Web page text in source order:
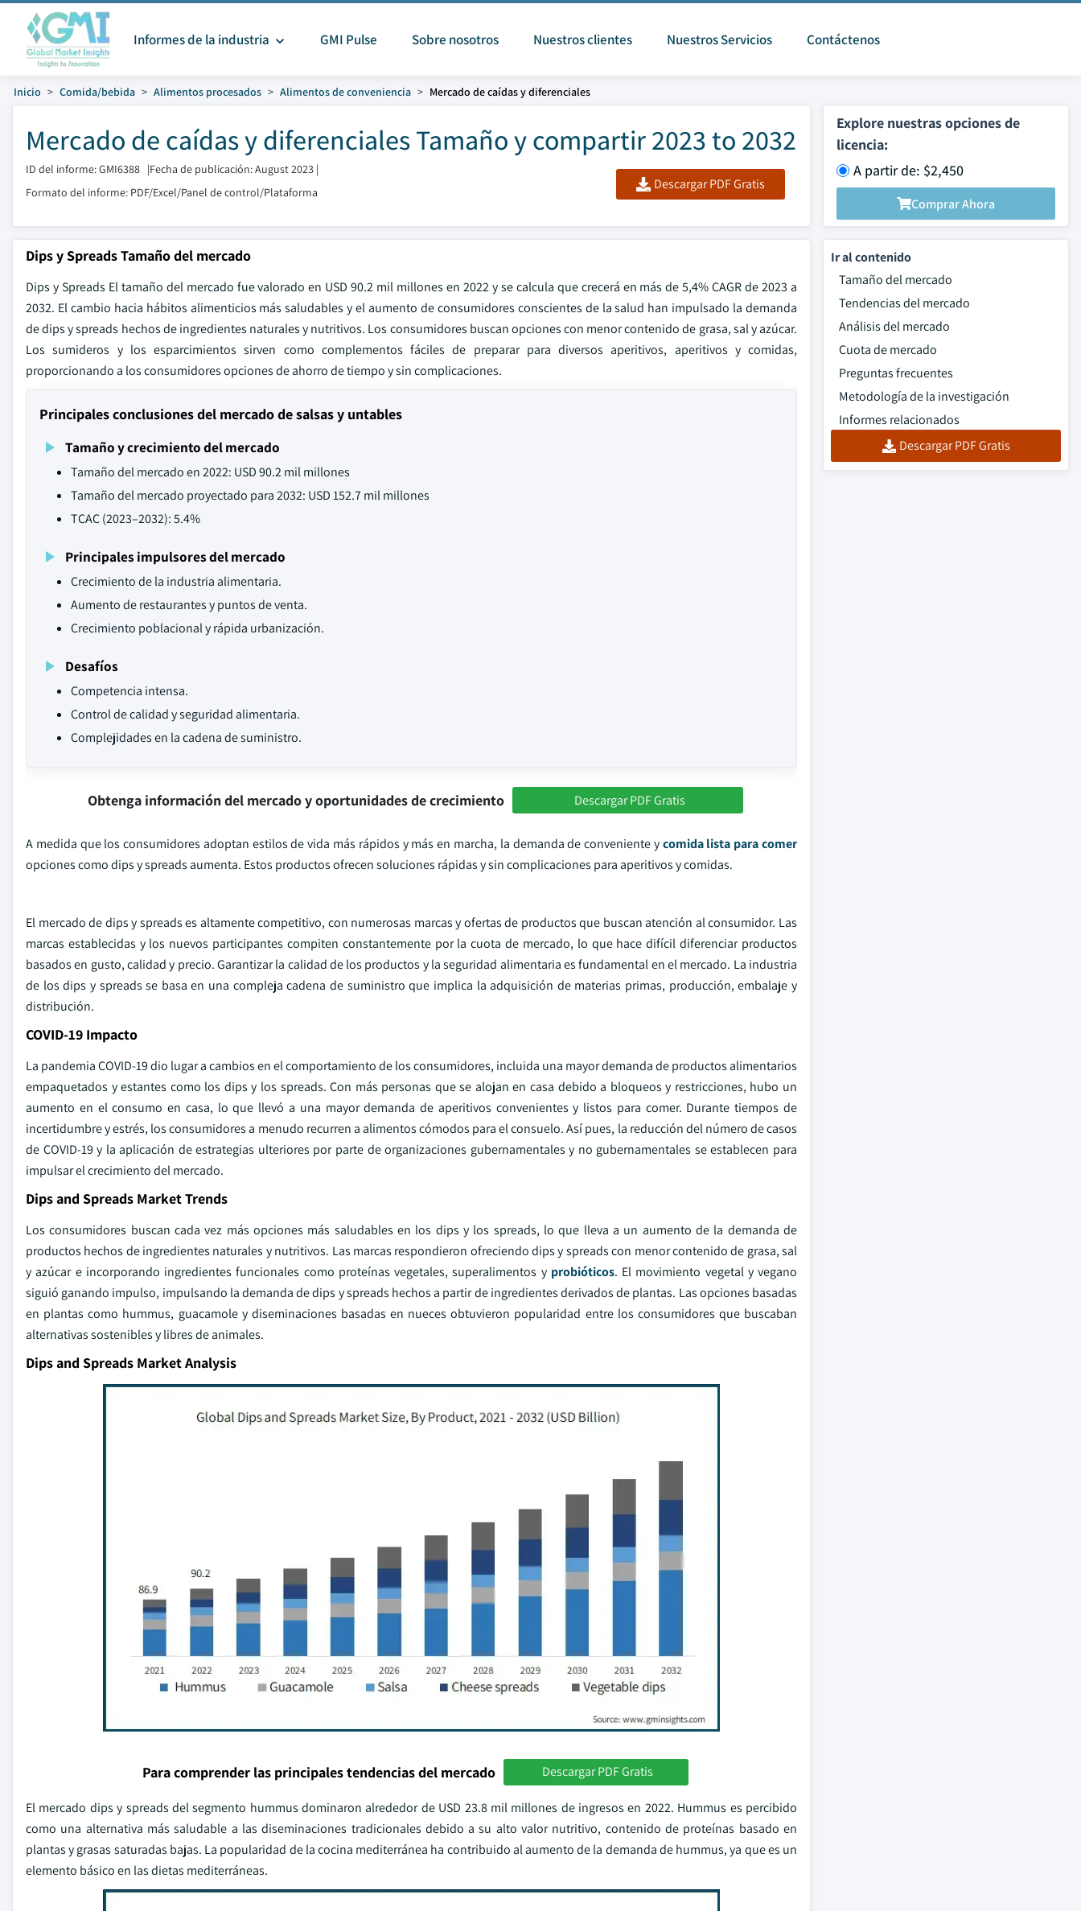
Informes de la industria GMI Pulse Sobre nosotros Nuestros clientes Nuestros Servicios Contáctenos
Inicio Comida/bebida Alimentos procesados Alimentos de conveniencia Mercado de caídas y diferenciales
Mercado de caídas y diferenciales Tamaño y compartir 2023 to 2032
ID del informe: GMI6388 |Fecha de publicación: August 2023 |
Formato del informe: PDF/Excel/Panel de control/Plataforma
Descargar PDF Gratis
Explore nuestras opciones de
licencia:
A partir de: $2,450
Comprar Ahora
Dips y Spreads Tamaño del mercado
Dips y Spreads El tamaño del mercado fue valorado en USD 90.2 mil millones en 2022 y se calcula que crecerá en más de 5,4% CAGR de 2023 a
2032. El cambio hacia hábitos alimenticios más saludables y el aumento de consumidores conscientes de la salud han impulsado la demanda
de dips y spreads hechos de ingredientes naturales y nutritivos. Los consumidores buscan opciones con menor contenido de grasa, sal y azúcar.
Los sumideros y los esparcimientos sirven como complementos fáciles de preparar para diversos aperitivos, aperitivos y comidas,
proporcionando a los consumidores opciones de ahorro de tiempo y sin complicaciones.
Principales conclusiones del mercado de salsas y untables
Tamaño y crecimiento del mercado
Tamaño del mercado en 2022: USD 90.2 mil millones
Tamaño del mercado proyectado para 2032: USD 152.7 mil millones
TCAC (2023–2032): 5.4%
Principales impulsores del mercado
Crecimiento de la industria alimentaria.
Aumento de restaurantes y puntos de venta.
Crecimiento poblacional y rápida urbanización.
Desafíos
Competencia intensa.
Control de calidad y seguridad alimentaria.
Complejidades en la cadena de suministro.
Obtenga información del mercado y oportunidades de crecimiento Descargar PDF Gratis
A medida que los consumidores adoptan estilos de vida más rápidos y más en marcha, la demanda de conveniente ycomida lista para comer
opciones como dips y spreads aumenta. Estos productos ofrecen soluciones rápidas y sin complicaciones para aperitivos y comidas.
El mercado de dips y spreads es altamente competitivo, con numerosas marcas y ofertas de productos que buscan atención al consumidor. Las
marcas establecidas y los nuevos participantes compiten constantemente por la cuota de mercado, lo que hace difícil diferenciar productos
basados en gusto, calidad y precio. Garantizar la calidad de los productos y la seguridad alimentaria es fundamental en el mercado. La industria
de los dips y spreads se basa en una compleja cadena de suministro que implica la adquisición de materias primas, producción, embalaje y
distribución.
COVID-19 Impacto
La pandemia COVID-19 dio lugar a cambios en el comportamiento de los consumidores, incluida una mayor demanda de productos alimentarios
empaquetados y estantes como los dips y los spreads. Con más personas que se alojan en casa debido a bloqueos y restricciones, hubo un
aumento en el consumo en casa, lo que llevó a una mayor demanda de aperitivos convenientes y listos para comer. Durante tiempos de
incertidumbre y estrés, los consumidores a menudo recurren a alimentos cómodos para el consuelo. Así pues, la reducción del número de casos
de COVID-19 y la aplicación de estrategias ulteriores por parte de organizaciones gubernamentales y no gubernamentales se establecen para
impulsar el crecimiento del mercado.
Dips and Spreads Market Trends
Los consumidores buscan cada vez más opciones más saludables en los dips y los spreads, lo que lleva a un aumento de la demanda de
productos hechos de ingredientes naturales y nutritivos. Las marcas respondieron ofreciendo dips y spreads con menor contenido de grasa, sal
y azúcar e incorporando ingredientes funcionales como proteínas vegetales, superalimentos y probióticos. El movimiento vegetal y vegano
siguió ganando impulso, impulsando la demanda de dips y spreads hechos a partir de ingredientes derivados de plantas. Las opciones basadas
en plantas como hummus, guacamole y diseminaciones basadas en nueces obtuvieron popularidad entre los consumidores que buscaban
alternativas sostenibles y libres de animales.
Dips and Spreads Market Analysis
Para comprender las principales tendencias del mercado Descargar PDF Gratis
El mercado dips y spreads del segmento hummus dominaron alrededor de USD 23.8 mil millones de ingresos en 2022. Hummus es percibido
como una alternativa más saludable a las diseminaciones tradicionales debido a su alto valor nutritivo, contenido de proteínas basado en
plantas y grasas saturadas bajas. La popularidad de la cocina mediterránea ha contribuido al aumento de la demanda de hummus, ya que es un
elemento básico en las dietas mediterráneas.
Ir al contenido
Tamaño del mercado
Tendencias del mercado
Análisis del mercado
Cuota de mercado
Preguntas frecuentes
Metodología de la investigación
Informes relacionados
Descargar PDF Gratis